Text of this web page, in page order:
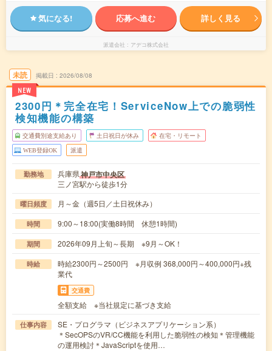
気になる! 応募へ進む 詳しく見る
派遣会社 アデコ株式会社
未読
NEW
掲載日 2026/08/08
2300円＊完全在宅！ServiceNow上での脆弱性
検知機能の構築
交通費別途支給あり 土日祝日が休み 在宅・リモート
WEB登録OK 派遣
勤務地 兵庫県神戸市中央区
三ノ宮駅から徒歩1分
曜日頻度 月～金（週5日／土日祝休み）
時間 9:00～18:00(実働8時間 休憩1時間)
期間 2026年09月上旬～長期 ※9月～OK！
時給
時給2300円～2500円 ※月収例 368,000円～400,000円+残
業代
交通費
全額支給 ※当社規定に基づき支給
仕事内容
SE・プログラマ（ビジネスアプリケーション系）
＊SecOPSのVR/CC機能を利用した脆弱性の検知＊管理機能
の運用検討＊JavaScriptを使用…